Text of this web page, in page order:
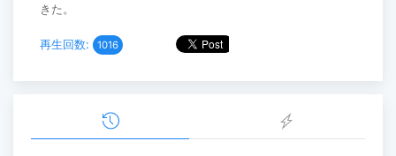
きた。
再生回数: 1016